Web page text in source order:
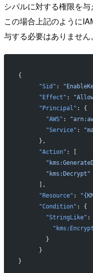
シパルに対する権限を与
この場合上記のように
与する必要はありません。
{
      "Sid"
:
      "Effect"
:
      "Principal"
: {
        "AWS"
:
        "Service"
:
      },
      "Action"
: [
        "kms:Decrypt"
      ],
      "Resource"
:
      "Condition"
: {
        "StringLike"
:
        }
      }
}